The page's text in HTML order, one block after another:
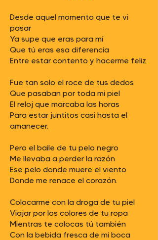
Desde aquel momento que te vi
pasar
Ya supe que eras para mí
Que tú eras esa diferencia
Entre estar contento y hacerme feliz.
Fue tan solo el roce de tus dedos
Que pasaban por toda mi piel
El reloj que marcaba las horas
Para estar juntitos casi hasta el
amanecer.
Pero el baile de tu pelo negro
Me llevaba a perder la razón
Ese pelo donde muere el viento
Donde me renace el corazón.
Colocarme con la droga de tu piel
Viajar por los colores de tu ropa
Mientras te colocas tú también
Con la bebida fresca de mi boca